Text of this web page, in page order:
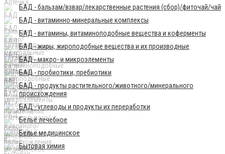
БАД - бальзам/взвар/лекарственные растения (сбор)/фиточай/чай
БАД - витаминно-минеральные комплексы
БАД - витамины, витаминоподобные вещества и коферменты
БАД - жиры, жироподобные вещества и их производные
БАД - макро- и микроэлементы
БАД - пробиотики, пребиотики
БАД - продукты растительного/животного/минерального
происхождения
БАД - углеводы и продукты их переработки
Бельё лечебное
Бельё медицинское
Бытовая химия